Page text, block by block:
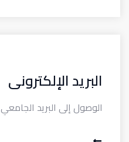
البريد الإلكترونى
الوصول إلى البريد الجامعي